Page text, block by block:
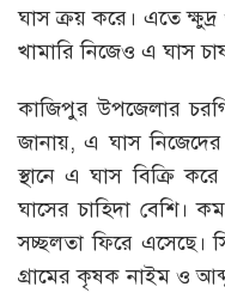
ঘাস ক্রয় করে। এতে
খামারি নিজেও এ ঘাস
কাজিপুর উপজেলার
জানায়, এ ঘাস নিজেদের
স্থানে এ ঘাস বিক্রি
ঘাসের চাহিদা বেশি।
সচ্ছলতা ফিরে এসেছে।
গ্রামের কৃষক নাইম ও